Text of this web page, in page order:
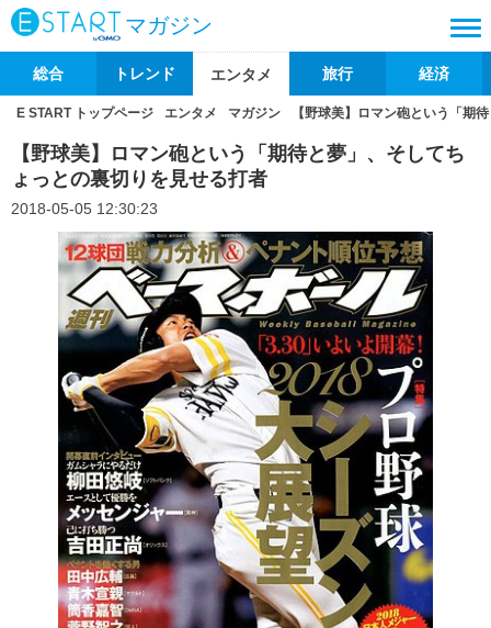
マガジン
総合 トレンド エンタメ 旅行 経済
E START トップページ エンタメ マガジン 【野球美】ロマン砲という「期
【野球美】ロマン砲という「期待と夢」、そしてち
ょっとの裏切りを見せる打者
2018-05-05 12:30:23